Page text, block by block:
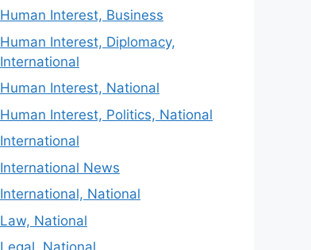
Human Interest, Business
Human Interest, Diplomacy,
International
Human Interest, National
Human Interest, Politics, National
International
International News
International, National
Law, National
Legal, National